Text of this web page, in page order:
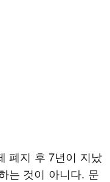
폐지 후 7년이 지났
는 것이 아니다. 문